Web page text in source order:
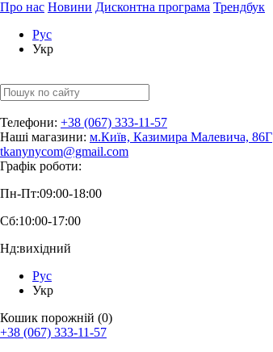
Про нас Новини Дисконтна програма Трендбук
Рус
Укр
Телефони: +38 (067) 333-11-57
Наші магазини: м.Київ, Казимира Малевича, 86Г
tkanynycom@gmail.com
Графік роботи:
Пн-Пт:09:00-18:00
Сб:10:00-17:00
Нд:вихідний
Рус
Укр
Кошик порожній (0)
+38 (067) 333-11-57